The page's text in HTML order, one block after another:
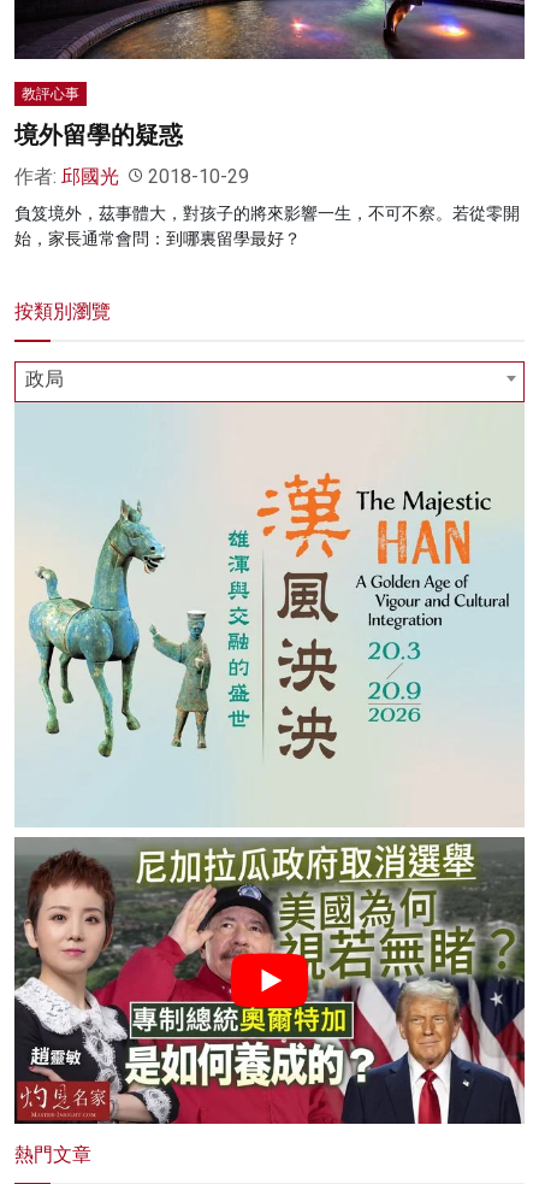
關於我們
教評心事
境外留學的疑惑
作者: 邱國光 2018-10-29
負笈境外，茲事體大，對孩子的將來影響一生，不可不察。若從零開
始，家長通常會問：到哪裏留學最好？
按類別瀏覽
政局
熱門文章